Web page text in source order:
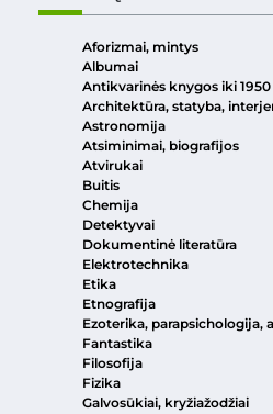
Aforizmai, mintys
Albumai
Antikvarinės knygos iki
Architektūra, statyba,
Astronomija
Atsiminimai, biografijos
Atvirukai
Buitis
Chemija
Detektyvai
Dokumentinė literatūra
Elektrotechnika
Etika
Etnografija
Ezoterika, parapsichologija,
Fantastika
Filosofija
Fizika
Galvosūkiai, kryžiažodžiai